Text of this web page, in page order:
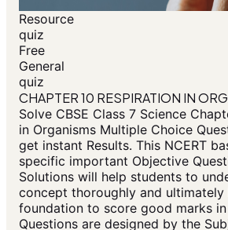
Resource
quiz
Free
General
quiz
CHAPTER 10 RESPIRATION IN
Solve CBSE Class 7 Science
in Organisms Multiple Choice
get instant Results. This NCERT
specific important Objective
Solutions will help students to
concept thoroughly and ultimately
foundation to score good marks in
Questions are designed by the